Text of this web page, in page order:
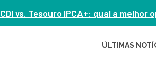
CDI vs. Tesouro IPCA+: qual a melhor
ÚLTIMAS